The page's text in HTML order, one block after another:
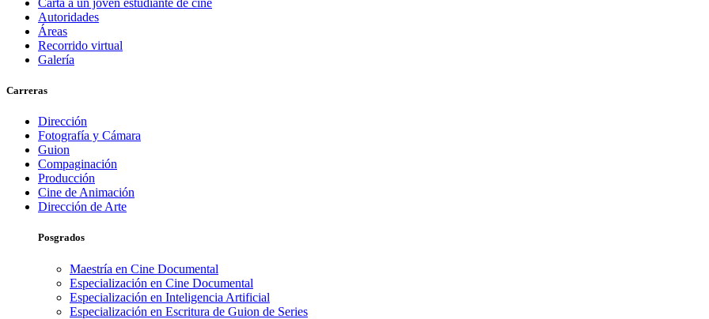
Carta a un joven estudiante de cine
Autoridades
Áreas
Recorrido virtual
Galería
Carreras
Dirección
Fotografía y Cámara
Guion
Compaginación
Producción
Cine de Animación
Dirección de Arte
Posgrados
Maestría en Cine Documental
Especialización en Cine Documental
Especialización en Inteligencia Artificial
Especialización en Escritura de Guion de Series